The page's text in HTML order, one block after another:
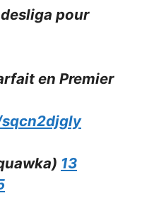
pour
en Premier
13